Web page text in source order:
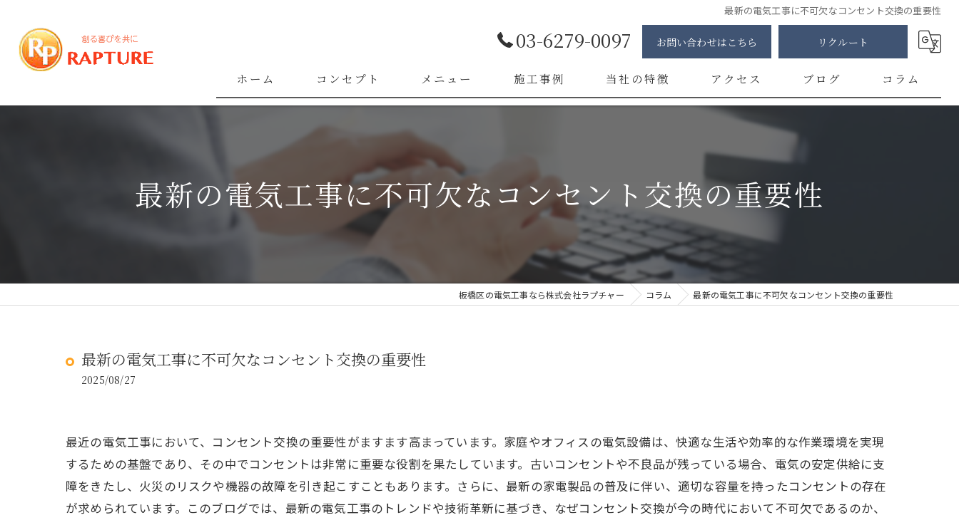
最新の電気工事に不可欠なコンセント交換の重要性
03-6279-0097 お問い合わせはこちら リクルート
ホーム コンセプト メニュー 施工事例 当社の特徴
ブレーカー
スイッチ
コンセント
アクセス ブログ コラム
最新の電気工事に不可欠なコンセント交換の重要性
板橋区の電気工事なら株式会社ラプチャー コラム 最新の電気工事に不可欠なコンセント交換の重要性
最新の電気工事に不可欠なコンセント交換の重要性
2025/08/27
最近の電気工事において、コンセント交換の重要性がますます高まっています。家庭やオフィスの電気設備は、快適な生活や効率的な作業環境を実現
するための基盤であり、その中でコンセントは非常に重要な役割を果たしています。古いコンセントや不良品が残っている場合、電気の安定供給に支
障をきたし、火災のリスクや機器の故障を引き起こすこともあります。さらに、最新の家電製品の普及に伴い、適切な容量を持ったコンセントの存在
が求められています。このブログでは、最新の電気工事のトレンドや技術革新に基づき、なぜコンセント交換が今の時代において不可欠であるのか、